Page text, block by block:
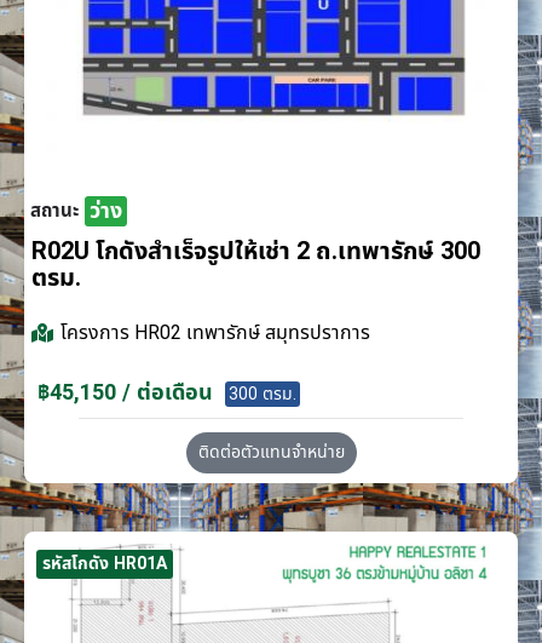
สถานะ ว่าง
R02U โกดังสำเร็จรูปให้เช่า 2 ถ.เทพารักษ์ 300
ตรม.
โครงการ HR02 เทพารักษ์ สมุทรปราการ
฿45,150 / ต่อเดือน 300 ตรม.
ติดต่อตัวแทนจำหน่าย
รหัสโกดัง HR01A